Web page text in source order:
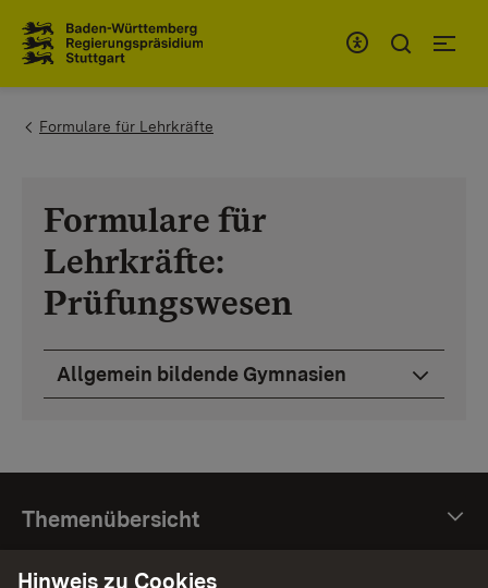
You are here:
Formulare für Lehrkräfte
Formulare für
Lehrkräfte:
Prüfungswesen
Allgemein bildende Gymnasien
Themenübersicht
Themenübersicht
Hinweis zu Cookies